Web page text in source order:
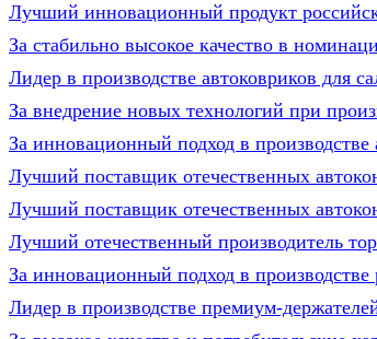
Лучший инновационный продукт
За стабильно высокое качество в
Лидер в производстве автоковриков для
За внедрение новых технологий при
За инновационный подход в производстве
Лучший поставщик отечественных
Лучший поставщик отечественных
Лучший отечественный производитель
За инновационный подход в
Лидер в производстве премиум-